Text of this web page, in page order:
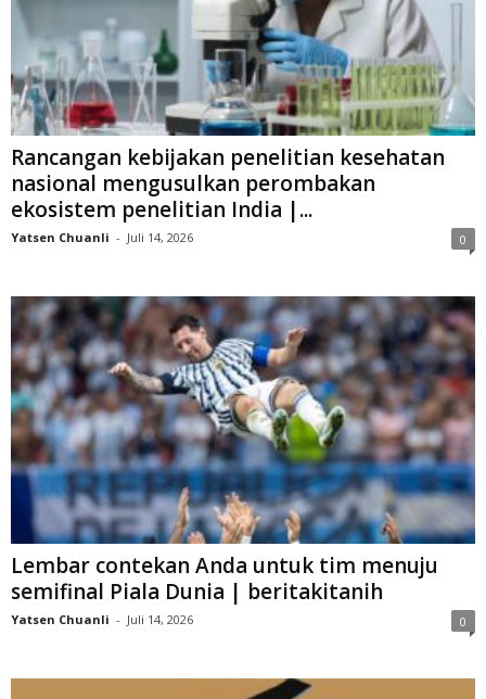
Rancangan kebijakan penelitian kesehatan
nasional mengusulkan perombakan
ekosistem penelitian India |...
Yatsen Chuanli - Juli 14, 2026 0
Lembar contekan Anda untuk tim menuju
semifinal Piala Dunia | beritakitanih
Yatsen Chuanli - Juli 14, 2026 0